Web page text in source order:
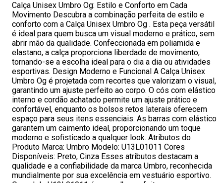
Calça Unisex Umbro Og: Estilo e Conforto em Cada
Movimento Descubra a combinação perfeita de estilo e
conforto com a Calça Unisex Umbro Og . Esta peça versátil
é ideal para quem busca um visual moderno e prático, sem
abrir mão da qualidade. Confeccionada em poliamida e
elastano, a calça proporciona liberdade de movimento,
tornando-se a escolha ideal para o dia a dia ou atividades
esportivas. Design Moderno e Funcional A Calça Unisex
Umbro Og é projetada com recortes que valorizam o visual,
garantindo um ajuste perfeito ao corpo. O cós com elástico
interno e cordão achatado permite um ajuste prático e
confortável, enquanto os bolsos retos laterais oferecem
espaço para seus itens essenciais. As barras com elástico
garantem um caimento ideal, proporcionando um toque
moderno e sofisticado a qualquer look. Atributos do
Produto Marca: Umbro Modelo: U13L01011 Cores
Disponíveis: Preto, Cinza Esses atributos destacam a
qualidade e a confiabilidade da marca Umbro, reconhecida
mundialmente por sua excelência em vestuário esportivo.